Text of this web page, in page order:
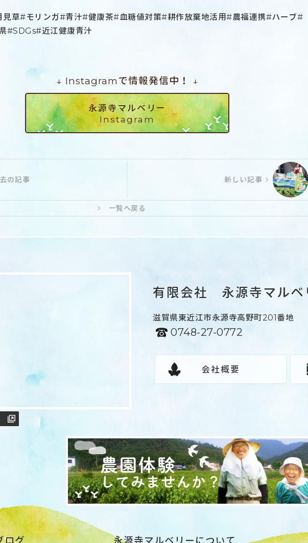
草#モリンガ#青汁#健康茶#血糖値対策#耕作放棄地活用#農福連携#ハーブ#
#SDGs#近江健康青汁
↓ Instagramで情報発信中！ ↓
永源寺マルベリー
Instagram
の記事 新しい記事
一覧へ戻る
有限会社 永源寺マルベ
滋賀県東近江市永源寺高野町201番地
0748-27-0772
会社概要